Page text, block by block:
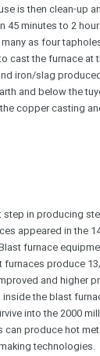
is then clean-up
in 45 minutes to 2
many as four
to cast the furnace
and iron/slag
and below the
the copper casting
step in producing
appeared in the
Blast furnace
furnaces produce
improved and
inside the blast
into the 2000
can produce hot
making technologies.